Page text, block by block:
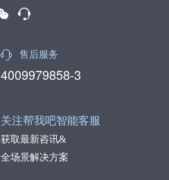
售后服务
4009979858-3
关注帮我吧智能客服
获取最新咨讯&
全场景解决方案